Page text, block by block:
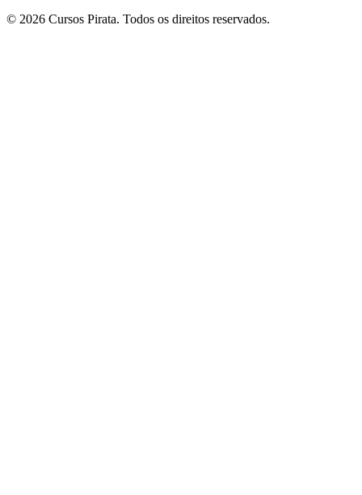
© 2026 Cursos Pirata. Todos os direitos reservados.